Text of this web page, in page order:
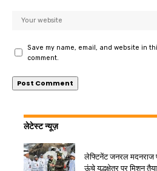
Save my name, email, and website in
comment.
लेटेस्ट न्यूज़
लेफ्टिनेंट जनरल मदनराज
ऊंचे युद्धक्षेत्र पर मिशन